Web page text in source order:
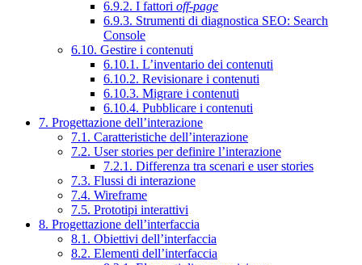
6.9.2. I fattori off-page
6.9.3. Strumenti di diagnostica SEO: Search
Console
6.10. Gestire i contenuti
6.10.1. L’inventario dei contenuti
6.10.2. Revisionare i contenuti
6.10.3. Migrare i contenuti
6.10.4. Pubblicare i contenuti
7. Progettazione dell’interazione
7.1. Caratteristiche dell’interazione
7.2. User stories per definire l’interazione
7.2.1. Differenza tra scenari e user stories
7.3. Flussi di interazione
7.4. Wireframe
7.5. Prototipi interattivi
8. Progettazione dell’interfaccia
8.1. Obiettivi dell’interfaccia
8.2. Elementi dell’interfaccia